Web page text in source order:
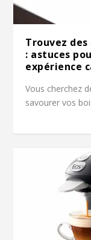
Trouvez
: astuces
expérience
Vous cherchez
savourer vos